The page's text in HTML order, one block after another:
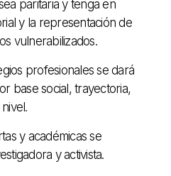
paritaria y tenga en
y la representación de
vulnerabilizados.
profesionales se dará
base social, trayectoria,
y académicas se
y activista.